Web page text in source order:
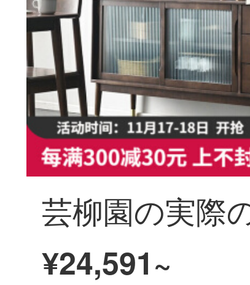
¥24,591~